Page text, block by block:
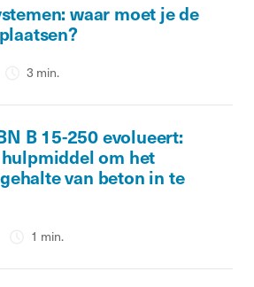
waar moet je de
3 min.
B 15-250 evolueert:
om het
van beton in te
1 min.